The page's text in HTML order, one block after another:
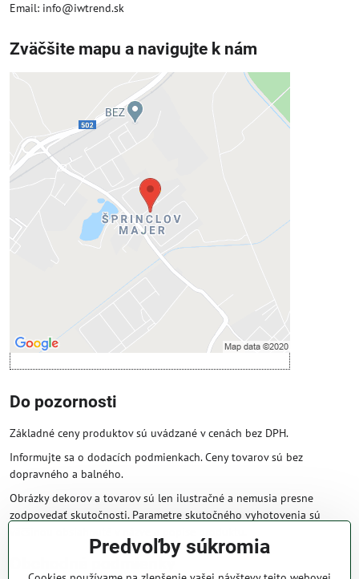
Email: info@iwtrend.sk
Zväčšite mapu a navigujte k nám
Externý obsah je blokovaný
Prajete si načítať externý obsah?
Povoliť tentokrát
Povoliť a zapamätať - súhlas s druhom
cookie: Funkčné
Otvoriť obsah v novom okne
Do pozornosti
Základné ceny produktov sú uvádzané v cenách bez DPH.
Informujte sa o dodacích podmienkach. Ceny tovarov sú bez
dopravného a balného.
Obrázky dekorov a tovarov sú len ilustračné a nemusia presne
zodpovedať skutočnosti. Parametre skutočného vyhotovenia sú
Obchodné podmienky
Predvoľby súkromia